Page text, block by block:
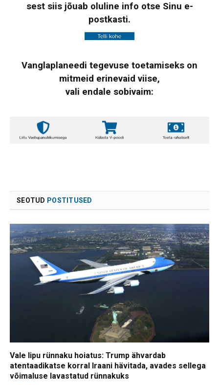
sest siis jõuab oluline info otse Sinu e-
postkasti.
Vanglaplaneedi tegevuse toetamiseks on
mitmeid erinevaid viise,
vali endale sobivaim:
SEOTUD POSTITUSED
Vale lipu rünnaku hoiatus: Trump ähvardab
atentaadikatse korral Iraani hävitada, avades sellega
võimaluse lavastatud rünnakuks